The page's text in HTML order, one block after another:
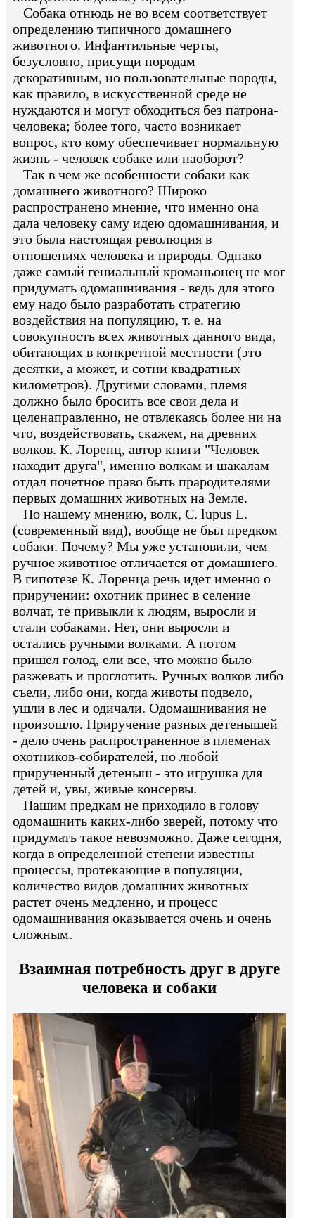
Собака отнюдь не во всем соответствует
определению типичного домашнего
животного. Инфантильные черты,
безусловно, присущи породам
декоративным, но пользовательные породы,
как правило, в искусственной среде не
нуждаются и могут обходиться без патрона-
человека; более того, часто возникает
вопрос, кто кому обеспечивает нормальную
жизнь - человек собаке или наоборот?
Так в чем же особенности собаки как
домашнего животного? Широко
распространено мнение, что именно она
дала человеку саму идею одомашнивания, и
это была настоящая революция в
отношениях человека и природы. Однако
даже самый гениальный кроманьонец не мог
придумать одомашнивания - ведь для этого
ему надо было разработать стратегию
воздействия на популяцию, т. е. на
совокупность всех животных данного вида,
обитающих в конкретной местности (это
десятки, а может, и сотни квадратных
километров). Другими словами, племя
должно было бросить все свои дела и
целенаправленно, не отвлекаясь более ни на
что, воздействовать, скажем, на древних
волков. К. Лоренц, автор книги "Человек
находит друга", именно волкам и шакалам
отдал почетное право быть прародителями
первых домашних животных на Земле.
По нашему мнению, волк, С. lupus L.
(современный вид), вообще не был предком
собаки. Почему? Мы уже установили, чем
ручное животное отличается от домашнего.
В гипотезе К. Лоренца речь идет именно о
приручении: охотник принес в селение
волчат, те привыкли к людям, выросли и
стали собаками. Нет, они выросли и
остались ручными волками. А потом
пришел голод, ели все, что можно было
разжевать и проглотить. Ручных волков либо
съели, либо они, когда животы подвело,
ушли в лес и одичали. Одомашнивания не
произошло. Приручение разных детенышей
- дело очень распространенное в племенах
охотников-собирателей, но любой
прирученный детеныш - это игрушка для
детей и, увы, живые консервы.
Нашим предкам не приходило в голову
одомашнить каких-либо зверей, потому что
придумать такое невозможно. Даже сегодня,
когда в определенной степени известны
процессы, протекающие в популяции,
количество видов домашних животных
растет очень медленно, и процесс
одомашнивания оказывается очень и очень
сложным.
Взаимная потребность друг в друге
человека и собаки